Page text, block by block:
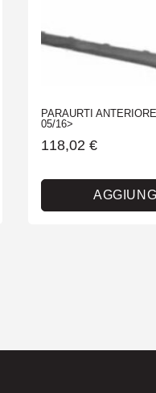
PARAURTI
05/16>
118,02 €
AGGIUNGI